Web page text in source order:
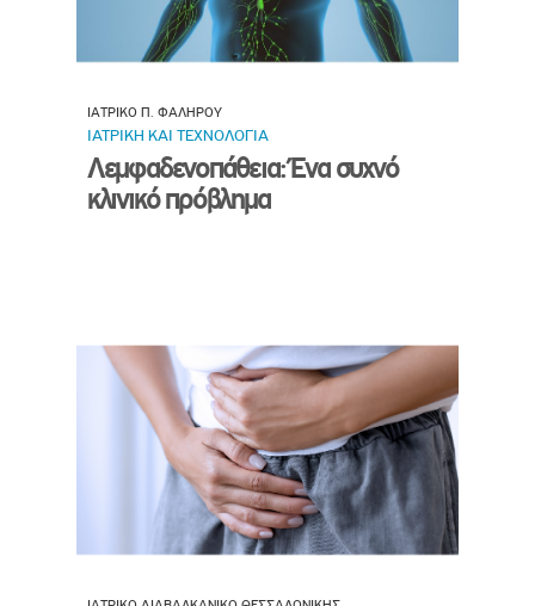
ΙΑΤΡΙΚΟ Π. ΦΑΛΗΡΟΥ
ΙΑΤΡΙΚΗ ΚΑΙ ΤΕΧΝΟΛΟΓΙΑ
Λεμφαδενοπάθεια: Ένα συχνό
κλινικό πρόβλημα